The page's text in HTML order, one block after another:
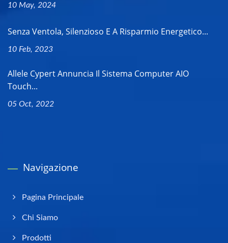
10 May, 2024
Senza Ventola, Silenzioso E A Risparmio Energetico...
10 Feb, 2023
Allele Cypert Annuncia Il Sistema Computer AIO
Touch...
05 Oct, 2022
Navigazione
Pagina Principale
Chi Siamo
Prodotti